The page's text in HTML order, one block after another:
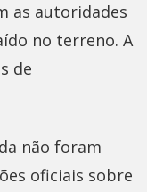
as autoridades
no terreno. A
de
não foram
oficiais sobre